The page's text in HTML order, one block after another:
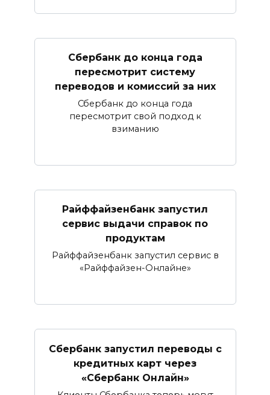
Сбербанк​ до конца года
пересмотрит систему
переводов и комиссий за них
Сбербанк до конца года
пересмотрит свой подход к
взиманию
Райффайзенбанк запустил
сервис выдачи справок по
продуктам
Райффайзенбанк запустил сервис в
«Райффайзен-Онлайне»
Сбербанк запустил переводы с
кредитных карт через
«Сбербанк Онлайн»​​​​​​​